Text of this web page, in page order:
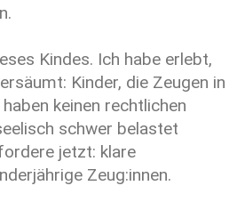
Kindes. Ich habe erlebt,
Kinder, die Zeugen in
keinen rechtlichen
schwer belastet
jetzt: klare
Zeug:innen.